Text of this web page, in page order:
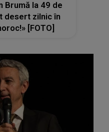
Brumă la 49 de
desert zilnic în
[FOTO]